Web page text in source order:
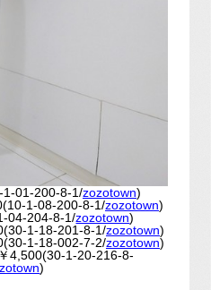
1-01-200-8-1/zozotown)
1-08-200-8-1/zozotown)
04-204-8-1/zozotown)
1-18-201-8-1/zozotown)
1-18-002-7-2/zozotown)
4,500(30-1-20-216-8-
)